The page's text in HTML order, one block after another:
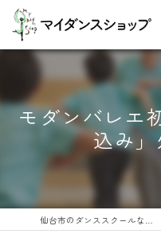
モダンバレ
込み
仙台市のダンススクールならマイダンスショップ